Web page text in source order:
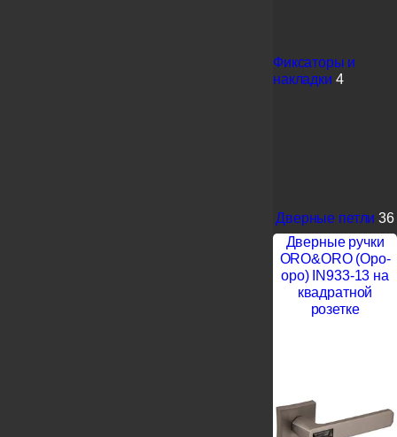
Фиксаторы и
накладки 4
Дверные петли 36
Дверные ручки
ORO&ORO (Оро-
оро) IN933-13 на
квадратной
розетке